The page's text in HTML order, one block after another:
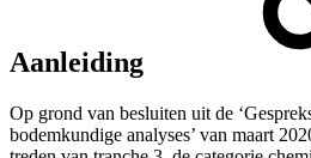
Aanleiding
Op grond van besluiten uit de
bodemkundige analyses’ van maart